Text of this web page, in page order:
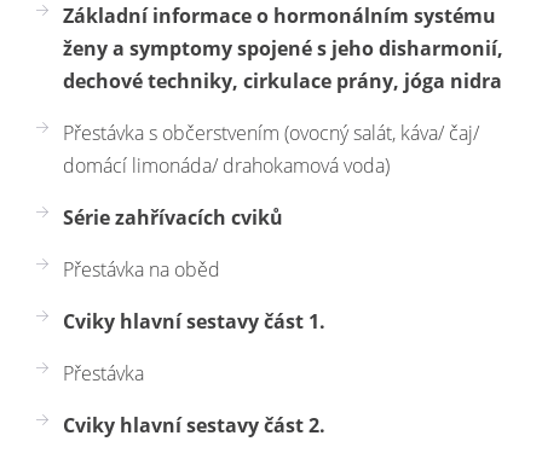
Základní informace o hormonálním systému
ženy a symptomy spojené s jeho disharmonií,
dechové techniky, cirkulace prány, jóga nidra
Přestávka s občerstvením (ovocný salát, káva/ čaj/
domácí limonáda/ drahokamová voda)
Série zahřívacích cviků
Přestávka na oběd
Cviky hlavní sestavy část 1.
Přestávka
Cviky hlavní sestavy část 2.